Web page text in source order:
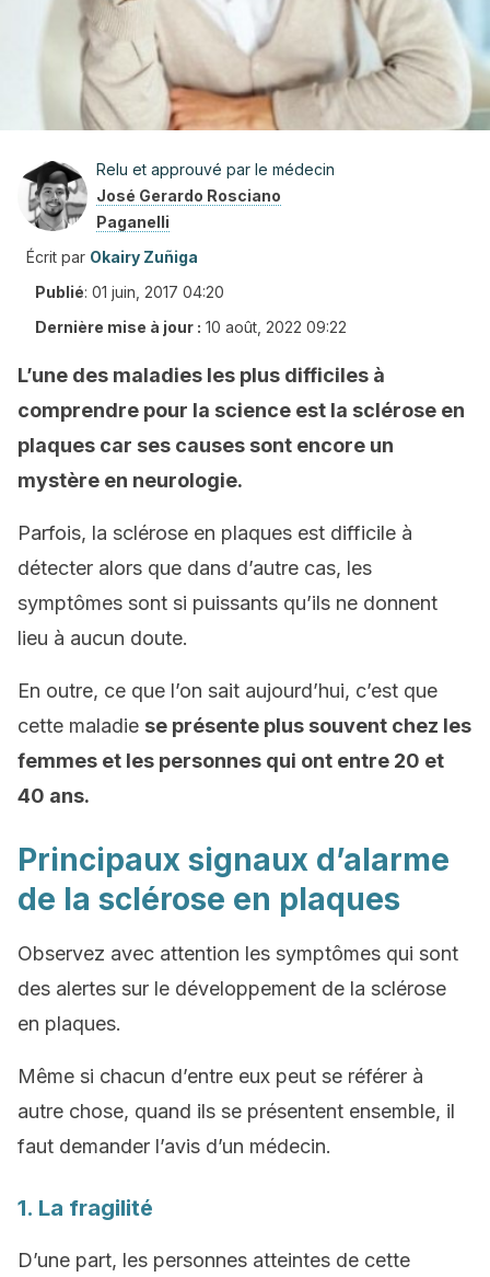
Relu et approuvé par le médecin
José Gerardo Rosciano
Paganelli
Écrit par Okairy Zuñiga
Publié: 01 juin, 2017 04:20
Dernière mise à jour : 10 août, 2022 09:22
L’une des maladies les plus difficiles à
comprendre pour la science est la sclérose en
plaques car ses causes sont encore un
mystère en neurologie.
Parfois, la sclérose en plaques est difficile à
détecter alors que dans d’autre cas, les
symptômes sont si puissants qu’ils ne donnent
lieu à aucun doute.
En outre, ce que l’on sait aujourd’hui, c’est que
cette maladie se présente plus souvent chez les
femmes et les personnes qui ont entre 20 et
40 ans.
Principaux signaux d’alarme
de la sclérose en plaques
Observez avec attention les symptômes qui sont
des alertes sur le développement de la sclérose
en plaques.
Même si chacun d’entre eux peut se référer à
autre chose, quand ils se présentent ensemble, il
faut demander l’avis d’un médecin.
1. La fragilité
D’une part, les personnes atteintes de cette